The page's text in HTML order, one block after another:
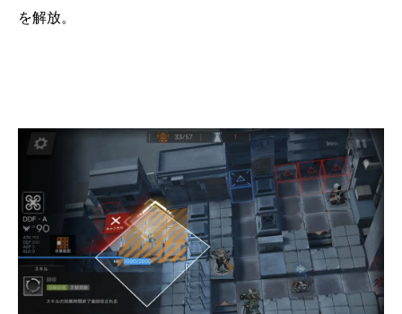
を解放。